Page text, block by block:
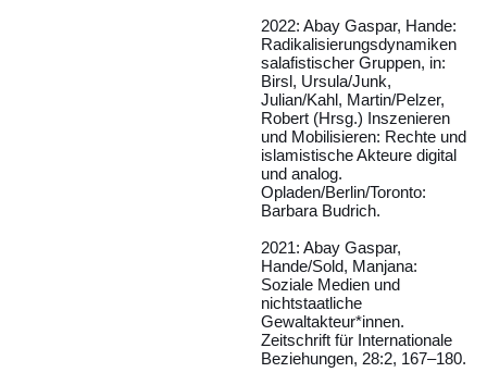
2022: Abay Gaspar, Hande:
Radikalisierungsdynamiken
salafistischer Gruppen, in:
Birsl, Ursula/Junk,
Julian/Kahl, Martin/Pelzer,
Robert (Hrsg.) Inszenieren
und Mobilisieren: Rechte und
islamistische Akteure digital
und analog.
Opladen/Berlin/Toronto:
Barbara Budrich.
2021: Abay Gaspar,
Hande/Sold, Manjana:
Soziale Medien und
nichtstaatliche
Gewaltakteur*innen.
Zeitschrift für Internationale
Beziehungen, 28:2, 167–180.